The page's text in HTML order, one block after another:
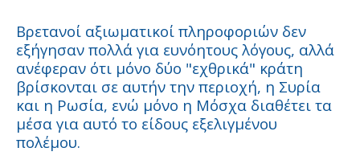
Βρετανοί αξιωματικοί πληροφοριών δεν
εξήγησαν πολλά για ευνόητους λόγους, αλλά
ανέφεραν ότι μόνο δύο "εχθρικά" κράτη
βρίσκονται σε αυτήν την περιοχή, η Συρία
και η Ρωσία, ενώ μόνο η Μόσχα διαθέτει τα
μέσα για αυτό το είδους εξελιγμένου
πολέμου.